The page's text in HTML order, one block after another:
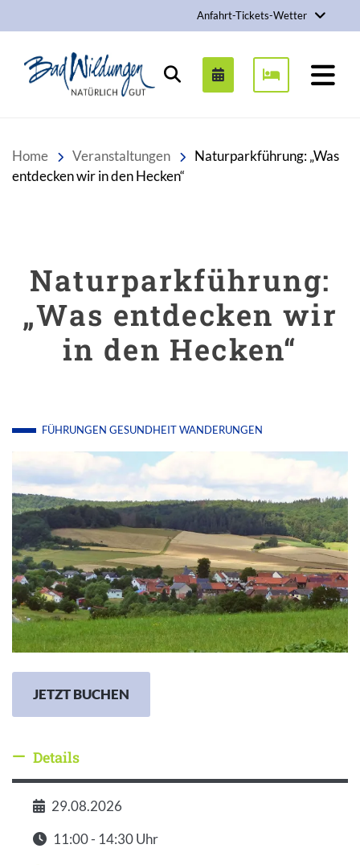
Anfahrt-Tickets-Wetter
Stadt Bad Wildungen
Suchen
Home Veranstaltungen
Naturparkführung: „Was
entdecken wir in den Hecken“
Naturparkführung:
„Was entdecken wir
in den Hecken“
FÜHRUNGEN GESUNDHEITWANDERUNGEN
JETZT BUCHEN
Details ausblenden
Details
Datum
29.08.2026
Zeit
11:00 - 14:30 Uhr